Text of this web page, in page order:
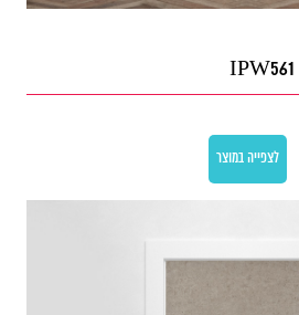
לצפייה במוצר